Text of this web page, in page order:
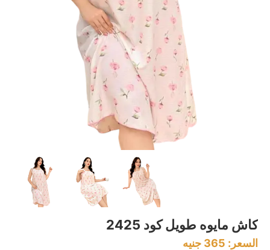
كاش مايوه طويل كود 2425
السعر: 365 جنيه